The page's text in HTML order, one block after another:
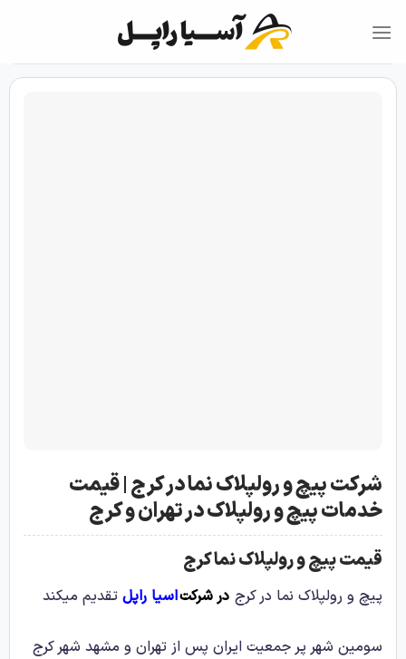
شرکت پیچ و رولپلاک نما در کرج | قیمت
خدمات پیچ و رولپلاک در تهران و کرج
قیمت پیچ و رولپلاک نما کرج
پیچ و رولپلاک نما در کرج در شرکتاسیا راپل تقدیم میکند
سومین شهر پر جمعیت ایران پس از تهران و مشهد شهر کرج